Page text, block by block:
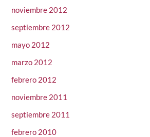
noviembre 2012
septiembre 2012
mayo 2012
marzo 2012
febrero 2012
noviembre 2011
septiembre 2011
febrero 2010